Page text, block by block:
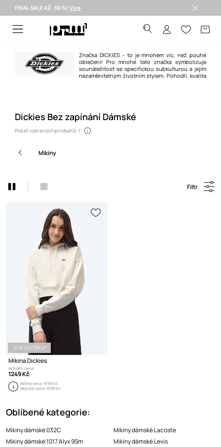
FINAL SALE AŽ -50 %! Více
Značka DICKIES - to je mnohem víc, než pouhé
oblečení! Pro mnohé tato značka symbolizuje
sounáležitost se specifickou subkulturou a jejím
nezaměnitelným životním stylem. Pohodlí, kvalita
Dickies Bez zapínání Dámské
Počet vybraných produktů: 1
mikiny
Filtr
-5 % V KOŠÍKU*
Mikina Dickies
Aktuální cena:
1249 Kč
Běžná cena:1599 Kč
Nejnižší cena:1039 Kč
Oblíbené kategorie:
Mikiny dámské 032C
Mikiny dámské 1017 Alyx 9Sm
Mikiny dámské Lacoste
Mikiny dámské Levis